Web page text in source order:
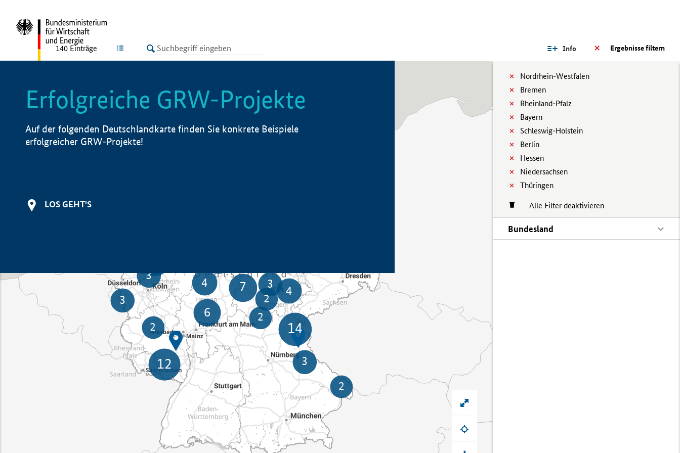
LISTE Ergebnisse filtern
Info
Nordrhein-Westfalen
Bremen
Rheinland-Pfalz
Bayern
Schleswig-Holstein
Berlin
Hessen
Niedersachsen
Thüringen
Alle Filter deaktivieren
Bundesland
140 Einträge
Erfolgreiche GRW-Projekte
Auf der folgenden Deutschlandkarte finden Sie konkrete Beispiele
erfolgreicher GRW-Projekte!
LOS GEHT'S